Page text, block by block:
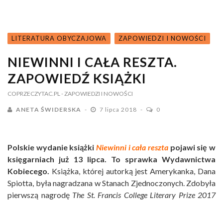
LITERATURA OBYCZAJOWA ZAPOWIEDZI I NOWOŚCI
NIEWINNI I CAŁA RESZTA.
ZAPOWIEDŹ KSIĄŻKI
COPRZECZYTAC.PL - ZAPOWIEDZI I NOWOŚCI
ANETA ŚWIDERSKA 7 lipca 2018 0
Polskie wydanie książki Niewinni i cała reszta pojawi się w
księgarniach już 13 lipca. To sprawka Wydawnictwa
Kobiecego. Książka, której autorką jest Amerykanka, Dana
Spiotta, była nagradzana w Stanach Zjednoczonych. Zdobyła
pierwszą nagrodę The St. Francis College Literary Prize 2017